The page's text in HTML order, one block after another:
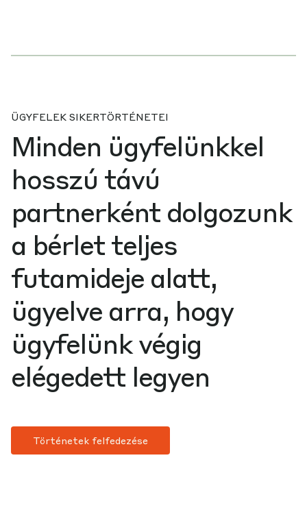
ÜGYFELEK SIKERTÖRTÉNETEI
Minden ügyfelünkkel
hosszú távú
partnerként dolgozunk
a bérlet teljes
futamideje alatt,
ügyelve arra, hogy
ügyfelünk végig
elégedett legyen
Történetek felfedezése